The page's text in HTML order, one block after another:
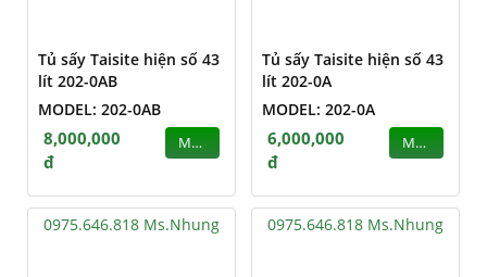
Tủ sấy Taisite hiện số 43
lít 202-0AB
MODEL: 202-0AB
8,000,000
đ
MUA
Tủ sấy Taisite hiện số 43
lít 202-0A
MODEL: 202-0A
6,000,000
đ
MUA
0975.646.818 Ms.Nhung 0975.646.818 Ms.Nhung